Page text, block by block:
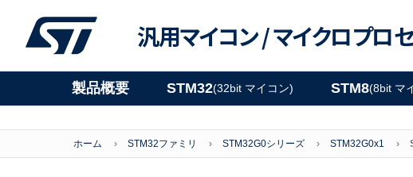
汎用マイコン /マイクロプロ
製品概要 STM32(32bit マイコン) STM8(8bit マ
ホーム STM32ファミリ STM32G0シリーズ STM32G0x1